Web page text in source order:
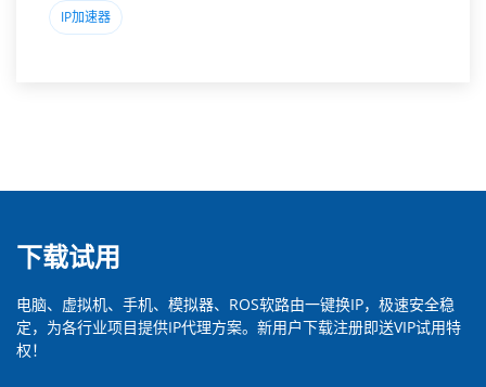
IP加速器
下载试用
电脑、虚拟机、手机、模拟器、ROS软路由一键换IP，极速安全稳
定，为各行业项目提供IP代理方案。新用户下载注册即送VIP试用特
权！